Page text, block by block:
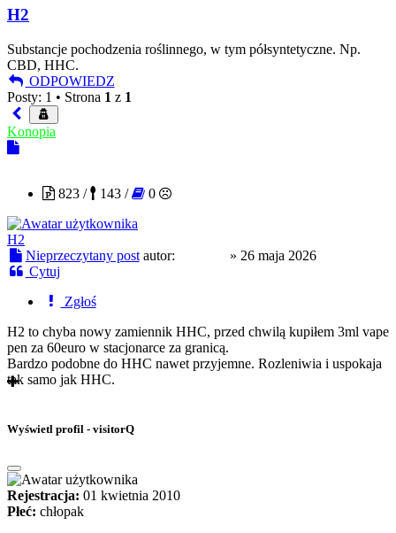
H2
Substancje pochodzenia roślinnego, w tym półsyntetyczne. Np.
CBD, HHC.
ODPOWIEDZ
Posty: 1 • Strona 1 z 1
Konopia
823 /
143 / 0
H2
Nieprzeczytany post autor: » 26 maja 2026
Cytuj
Zgłoś
H2 to chyba nowy zamiennik HHC, przed chwilą kupiłem 3ml vape
pen za 60euro w stacjonarce za granicą.
Bardzo podobne do HHC nawet przyjemne. Rozleniwia i uspokaja
tak samo jak HHC.
Wyświetl profil - visitorQ
Rejestracja: 01 kwietnia 2010
Płeć: chłopak